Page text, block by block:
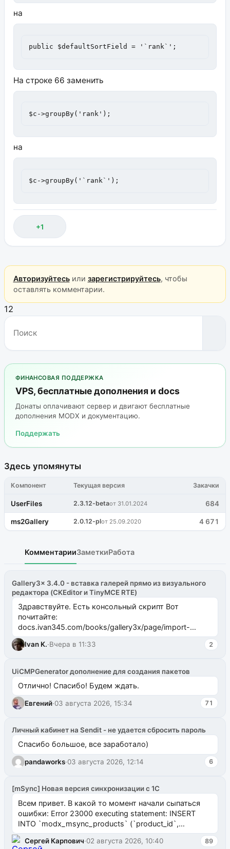
на
public $defaultSortField = '`rank`';
На строке 66 заменить
$c->groupBy('rank');
на
$c->groupBy('`rank`');
+1
Авторизуйтесьили зарегистрируйтесь, чтобы
оставлять комментарии.
12
ФИНАНСОВАЯ ПОДДЕРЖКА
VPS, бесплатные дополнения и docs
Донаты оплачивают сервер и двигают бесплатные
дополнения MODX и документацию.
Поддержать
Здесь упомянуты
Компонент Текущая версия Закачки
UserFiles 2.3.12-betaот 31.01.2024 684
ms2Gallery 2.0.12-plот 25.09.2020 4 671
КомментарииЗаметкиРабота
Gallery3x 3.4.0 - вставка галерей прямо из визуального
редактора (CKEditor и TinyMCE RTE)
Здравствуйте. Есть консольный скрипт Вот
почитайте:
docs.ivan345.com/books/gallery3x/page/import-
ms2galleryphp
Ivan K.·Вчера в 11:33 2
UiCMPGenerator дополнение для создания пакетов
Отлично! Спасибо! Будем ждать.
Евгений·03 августа 2026, 15:34 71
Личный кабинет на Sendit - не удается сбросить пароль
Спасибо большое, все заработало)
pandaworks·03 августа 2026, 12:14 6
[mSync] Новая версия синхронизации с 1С
Всем привет. В какой то момент начали сыпаться
ошибки: Error 23000 executing statement: INSERT
INTO `modx_msync_products` (`product_id`,
`uuid_1c`) VALUES ...
Сергей Карпович·02 августа 2026, 10:40 89